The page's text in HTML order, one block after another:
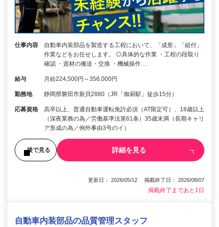
仕事内容
自動車内装部品を製造する工程において、「成形」「組付」
作業などをお任せします。 ◎具体的な作業 ・工程の段取り
確認 ・資材の搬送・交換 ・機械操作 …
給与 月給224,500円～356,000円
勤務地 静岡県磐田市新貝2880（JR「御厨駅」徒歩15分）
応募資格
高卒以上、普通自動車運転免許必須（AT限定可）、18歳以上
（深夜業務の為／労働基準法第61条）35歳未満（長期キャリ
ア形成の為／例外事由3号のイ）
後で見る 詳細を見る
更新日： 2026/05/12 掲載終了日： 2026/08/07
掲載終了まであと1日
自動車内装部品の品質管理スタッフ